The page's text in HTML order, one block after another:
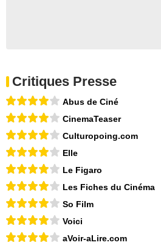
Critiques Presse
Abus de Ciné
CinemaTeaser
Culturopoing.com
Elle
Le Figaro
Les Fiches du Cinéma
So Film
Voici
aVoir-aLire.com